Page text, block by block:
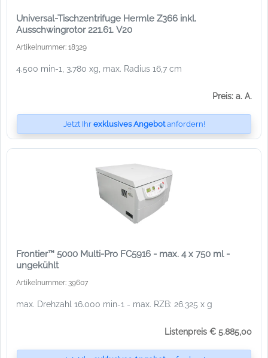
Universal-Tischzentrifuge Hermle Z366 inkl.
Ausschwingrotor 221.61. V20
Artikelnummer: 18329
4.500 min-1, 3.780 xg, max. Radius 16,7 cm
Preis: a. A.
Jetzt Ihr exklusives Angebotanfordern!
Frontier™ 5000 Multi-Pro FC5916 - max. 4 x 750 ml -
ungekühlt
Artikelnummer: 39607
max. Drehzahl 16.000 min-1 - max. RZB: 26.325 x g
Listenpreis € 5.885,00